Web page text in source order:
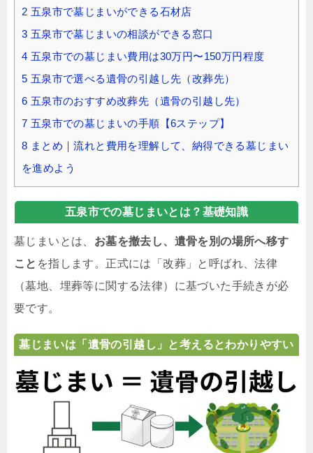
2 五泉市で墓じまいができる石材店
3 五泉市で墓じまいの相談ができる窓口
4 五泉市での墓じまい費用は30万円〜150万円程度
5 五泉市で選べる遺骨の引越し先（改葬先）
6 五泉市のおすすめ改葬先（遺骨の引越し先）
7 五泉市での墓じまいの手順【6ステップ】
8 まとめ｜流れと費用を理解して、納得できる墓じまい
を進めよう
五泉市での墓じまいとは？基礎知識
墓じまいとは、 お墓を撤去し、遺骨を別の場所へ移す
こと を指します。正式には「改葬」と呼ばれ、法律
（墓地、埋葬等に関する法律）に基づいた手続きが必
要です。
墓じまいは「遺骨の引越し」と考えるとわかりやすい